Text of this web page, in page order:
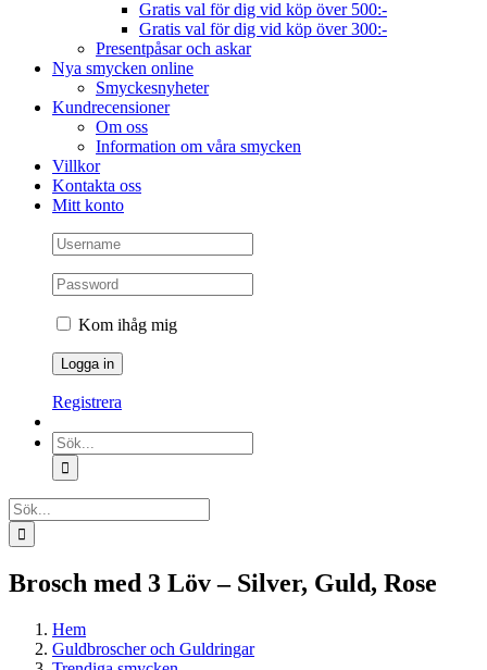
Gratis val för dig vid köp över 500:-
Gratis val för dig vid köp över 300:-
Presentpåsar och askar
Nya smycken online
Smyckesnyheter
Kundrecensioner
Om oss
Information om våra smycken
Villkor
Kontakta oss
Mitt konto
Kom ihåg mig
Registrera
Sök
efter:
Sök
efter:
Brosch med 3 Löv – Silver, Guld, Rose
Hem
Guldbroscher och Guldringar